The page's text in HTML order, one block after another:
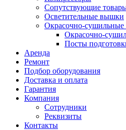
Сопутствующие
Осветительные вышки
Окрасочно-сушильные
Окрасочно-
Посты
Аренда
Ремонт
Подбор оборудования
Доставка и оплата
Гарантия
Компания
Сотрудники
Реквизиты
Контакты